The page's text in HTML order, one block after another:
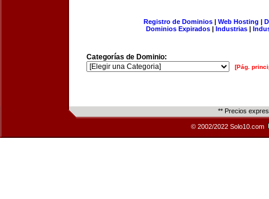
Registro de Dominios| Web Hosting |
Dominios Expirados | Industrias |
Categorías de Dominio:
[Pág.
** Precios
© 2002/2022 Solo10.com